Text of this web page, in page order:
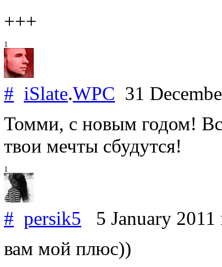
+++
1
# iSlate.WPC 31
Томми, с новым годом!
твои мечты сбудутся!
1
# persik5 5 January 2011
вам мой плюс))